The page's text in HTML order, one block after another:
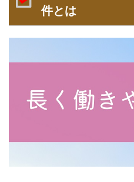
件とは